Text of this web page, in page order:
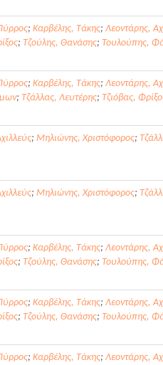
; Καρβέλης, Τάκης; Λεοντάρης,
; Τζούλης, Θανάσης; Τουλούπης,
; Καρβέλης, Τάκης; Λεοντάρης,
; Τζάλλας, Λευτέρης; Τζιόβας,
; Μηλιώνης, Χριστόφορος;
; Μηλιώνης, Χριστόφορος;
; Καρβέλης, Τάκης; Λεοντάρης,
; Τζούλης, Θανάσης; Τουλούπης,
; Καρβέλης, Τάκης; Λεοντάρης,
; Τζούλης, Θανάσης; Τουλούπης,
; Καρβέλης, Τάκης; Λεοντάρης,